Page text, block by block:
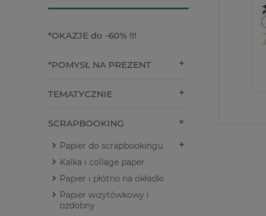
*OKAZJE do -60% !!!
*POMYSŁ NA PREZENT
TEMATYCZNIE
SCRAPBOOKING
Papier do scrapbookingu
Kalka i collage paper
Papier i płótno na okładki
Papier wizytówkowy i
ozdobny